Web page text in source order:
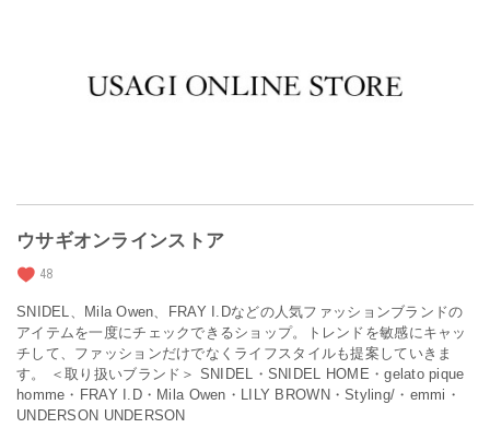
ウサギオンラインストア
48
SNIDEL、Mila Owen、FRAY I.Dなどの人気ファッションブランドの
アイテムを一度にチェックできるショップ。トレンドを敏感にキャッ
チして、ファッションだけでなくライフスタイルも提案していきま
す。 ＜取り扱いブランド＞ SNIDEL・SNIDEL HOME・gelato pique
homme・FRAY I.D・Mila Owen・LILY BROWN・Styling/・emmi・
UNDERSON UNDERSON